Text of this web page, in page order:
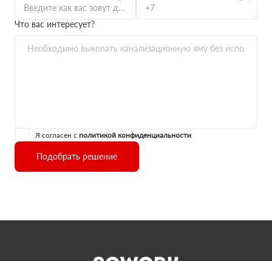
Что вас интересует?
Я согласен с политикой конфиденциальности
Подобрать решение